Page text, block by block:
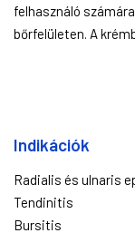
felhasználó
bőrfelületen. A
Indikációk
Radialis és ulnaris
Tendinitis
Bursitis